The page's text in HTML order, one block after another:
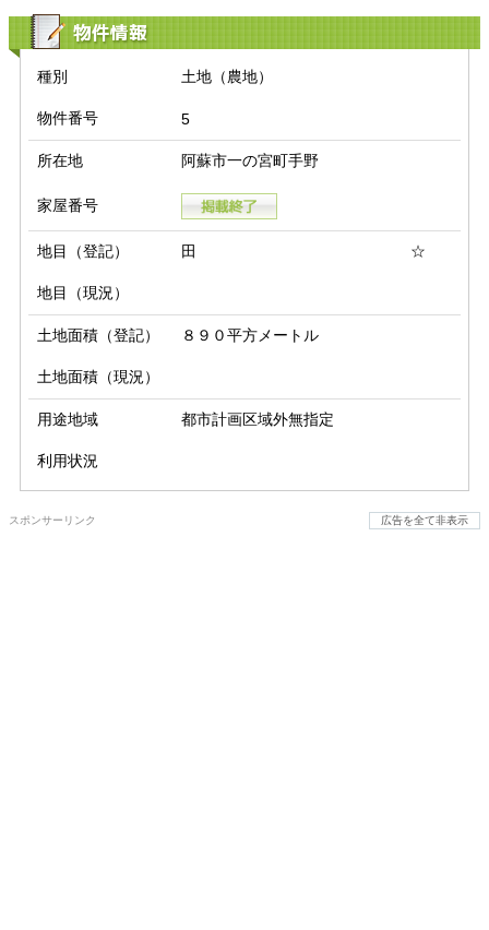
物件情報
種別 土地（農地）
物件番号 5
所在地 阿蘇市一の宮町手野
家屋番号
地目（登記） 田 ☆
地目（現況）
土地面積（登記） ８９０平方メートル
土地面積（現況）
用途地域 都市計画区域外無指定
利用状況
スポンサーリンク 広告を全て非表示